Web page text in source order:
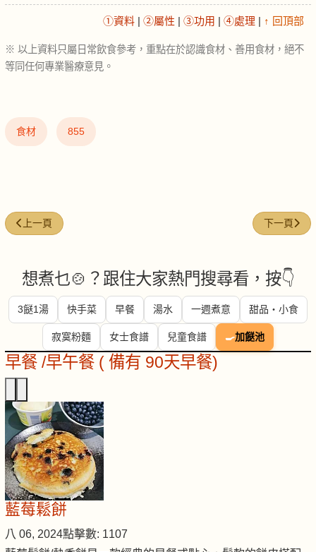
①資料 | ②屬性 | ③功用 | ④處理 | ↑ 回頂部
※ 以上資料只屬日常飲食參考，重點在於認識食材、善用食材，絕不
等同任何專業醫療意見。
食材 855
上一篇文章: 綠豆芽 (Mung bean sprouts)
上一頁 下一篇文章
下一頁
想煮乜🍲？跟住大家熱門搜尋看，按👇
3餸1湯 快手菜 早餐 湯水 一週煮意 甜品・小食
寂寞粉麵 女士食譜 兒童食譜 🍳加餸池
早餐 /早午餐 ( 備有 90天早餐)
藍莓鬆餅
八 06, 2024點擊數: 1107